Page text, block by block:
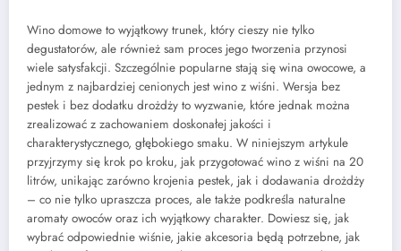
Wino domowe to wyjątkowy trunek, który cieszy nie tylko
degustatorów, ale również sam proces jego tworzenia przynosi
wiele satysfakcji. Szczególnie popularne stają się wina owocowe, a
jednym z najbardziej cenionych jest wino z wiśni. Wersja bez
pestek i bez dodatku drożdży to wyzwanie, które jednak można
zrealizować z zachowaniem doskonałej jakości i
charakterystycznego, głębokiego smaku. W niniejszym artykule
przyjrzymy się krok po kroku, jak przygotować wino z wiśni na 20
litrów, unikając zarówno krojenia pestek, jak i dodawania drożdży
– co nie tylko upraszcza proces, ale także podkreśla naturalne
aromaty owoców oraz ich wyjątkowy charakter. Dowiesz się, jak
wybrać odpowiednie wiśnie, jakie akcesoria będą potrzebne, jak